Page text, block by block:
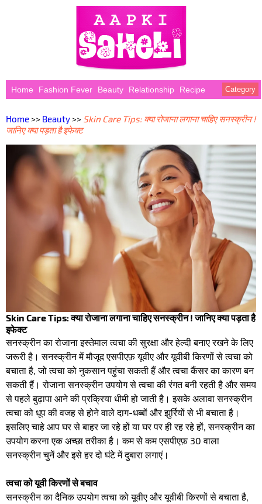
Home Fashion Fever Beauty Relationship Recipe Category
Home >> Beauty >> Skin Care Tips: क्या रोजाना लगाना चाहिए सनस्क्रीन !
जानिए क्या पड़ता है इफेक्ट
Skin Care Tips: क्या रोजाना लगाना चाहिए सनस्क्रीन ! जानिए क्या पड़ता है
इफेक्ट
सनस्क्रीन का रोजाना इस्तेमाल त्वचा की सुरक्षा और हेल्दी बनाए रखने के लिए
जरूरी है। सनस्क्रीन में मौजूद एसपीएफ़ यूवीए और यूवीबी किरणों से त्वचा को
बचाता है, जो त्वचा को नुकसान पहुंचा सकती हैं और त्वचा कैंसर का कारण बन
सकती हैं। रोजाना सनस्क्रीन उपयोग से त्वचा की रंगत बनी रहती है और समय
से पहले बुढ़ापा आने की प्रक्रिया धीमी हो जाती है। इसके अलावा सनस्क्रीन
त्वचा को धूप की वजह से होने वाले दाग-धब्बों और झुर्रियों से भी बचाता है।
इसलिए चाहे आप घर से बाहर जा रहे हों या घर पर ही रह रहे हों, सनस्क्रीन का
उपयोग करना एक अच्छा तरीका है। कम से कम एसपीएफ़ 30 वाला
सनस्क्रीन चुनें और इसे हर दो घंटे में दुबारा लगाएं।
त्वचा को यूवी किरणों से बचाव
सनस्क्रीन का दैनिक उपयोग त्वचा को यूवीए और यूवीबी किरणों से बचाता है,